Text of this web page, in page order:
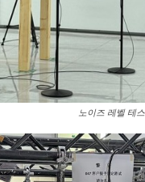
노이즈 레벨 테